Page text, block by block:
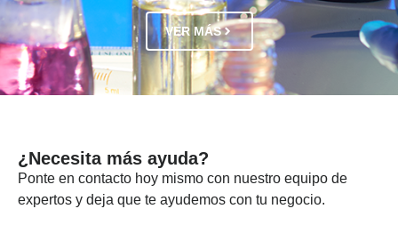
VER MÁS
¿Necesita más ayuda?
Ponte en contacto hoy mismo con nuestro equipo de
expertos y deja que te ayudemos con tu negocio.